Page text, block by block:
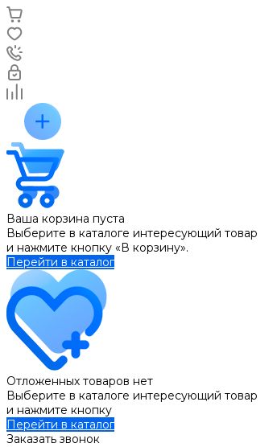
Ваша корзина пуста
Выберите в каталоге интересующий товар
и нажмите кнопку «В корзину».
Перейти в каталог
Отложенных товаров нет
Выберите в каталоге интересующий товар
и нажмите кнопку
Перейти в каталог
Заказать звонок